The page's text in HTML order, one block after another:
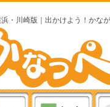
・川崎版｜出かけよう！かな